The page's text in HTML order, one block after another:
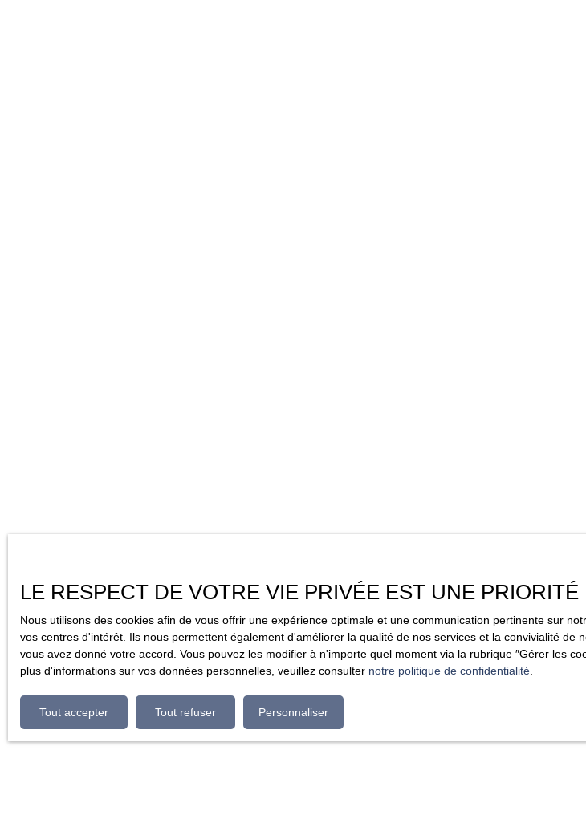
LE RESPECT DE VOTRE VIE PRIVÉE EST UNE
Nous utilisons des cookies afin de vous offrir une expérience optimale et une communication pertinente sur
vos centres d'intérêt. Ils nous permettent également d'améliorer la qualité de nos services et la convivialité
vous avez donné votre accord. Vous pouvez les modifier à n'importe quel moment via la rubrique ″Gérer les
plus d'informations sur vos données personnelles, veuillez consulter notre politique de confidentialité
Tout accepter Tout refuser Personnaliser